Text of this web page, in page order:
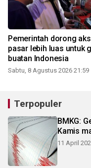
Pemerintah dorong
pasar lebih luas untuk
buatan Indonesia
Sabtu, 8 Agustus 2026 21:59
Terpopuler
BMKG:
Kamis
11 April